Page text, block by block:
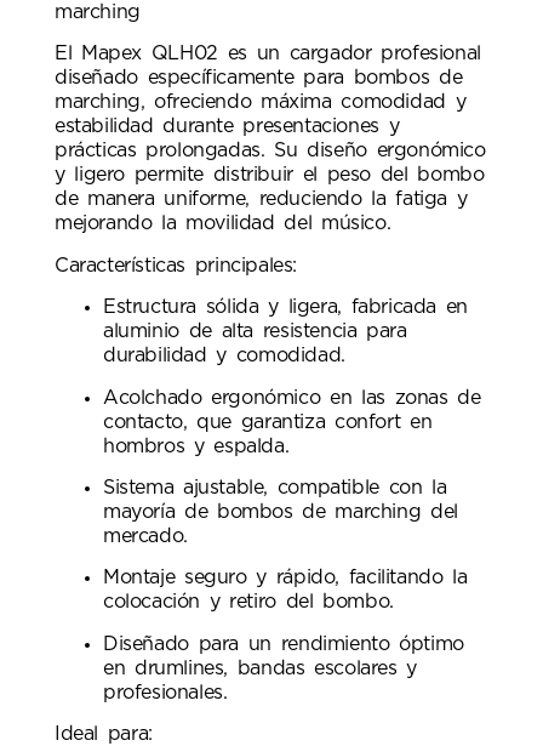
marching
El Mapex QLH02 es un cargador profesional
diseñado específicamente para bombos de
marching, ofreciendo máxima comodidad y
estabilidad durante presentaciones y
prácticas prolongadas. Su diseño ergonómico
y ligero permite distribuir el peso del bombo
de manera uniforme, reduciendo la fatiga y
mejorando la movilidad del músico.
Características principales:
Estructura sólida y ligera, fabricada en
aluminio de alta resistencia para
durabilidad y comodidad.
Acolchado ergonómico en las zonas de
contacto, que garantiza confort en
hombros y espalda.
Sistema ajustable, compatible con la
mayoría de bombos de marching del
mercado.
Montaje seguro y rápido, facilitando la
colocación y retiro del bombo.
Diseñado para un rendimiento óptimo
en drumlines, bandas escolares y
profesionales.
Ideal para: